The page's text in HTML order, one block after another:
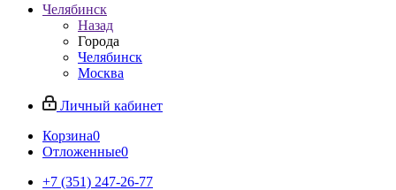
Челябинск
Назад
Города
Челябинск
Москва
Личный кабинет
Корзина0
Отложенные0
+7 (351) 247-26-77